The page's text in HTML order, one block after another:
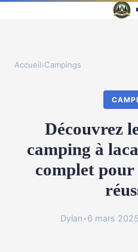
Accueil›Campings
Découvrez
camping à
complet pour
Dylan•6 mars 2025